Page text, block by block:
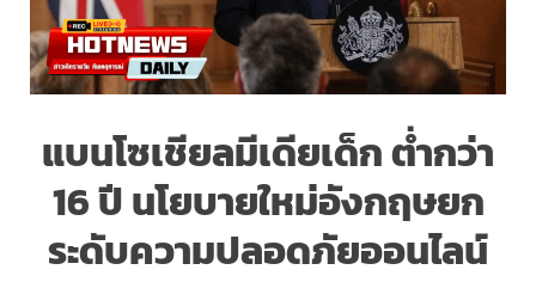
แบนโซเชียลมีเดียเด็ก ต่ำกว่า
16 ปี นโยบายใหม่อังกฤษยก
ระดับความปลอดภัยออนไลน์